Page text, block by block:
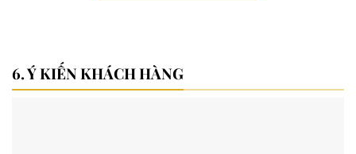
Ý KIẾN KHÁCH HÀNG